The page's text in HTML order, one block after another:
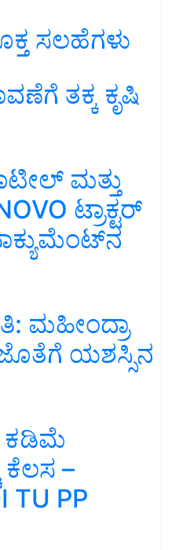
ಸಲಹೆಗಳು
ತಕ್ಕ ಕೃಷಿ
ಮತ್ತು
ಟ್ರಾಕ್ಟರ್
ಮಹೀಂದ್ರಾ
ಯಶಸ್ಸಿನ
ಕಡಿಮೆ
–
TU PP